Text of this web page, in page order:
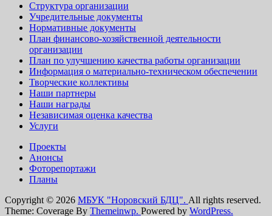
Структура организации
Учредительные документы
Нормативные документы
План финансово-хозяйственной деятельности
организации
План по улучшению качества работы организации
Информация о материально-техническом обеспечении
Творческие коллективы
Наши партнеры
Наши награды
Независимая оценка качества
Услуги
Проекты
Анонсы
Фоторепортажи
Планы
Copyright © 2026 МБУК "Норовский БДЦ". All rights reserved.
Theme: Coverage By Themeinwp. Powered by WordPress.